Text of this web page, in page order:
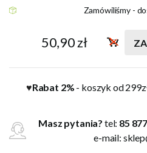
Zamówiliśmy -
50,90 zł
♥Rabat 2% - koszyk od
Masz pytania? tel: 85
e-mail: